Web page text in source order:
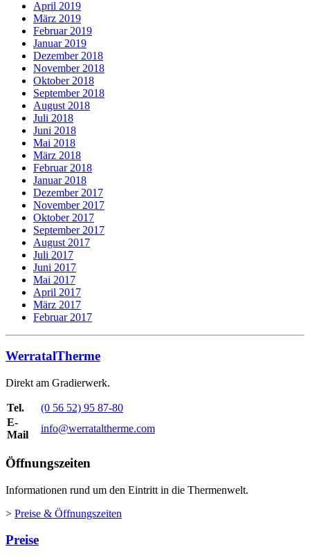
April 2019
März 2019
Februar 2019
Januar 2019
Dezember 2018
November 2018
Oktober 2018
September 2018
August 2018
Juli 2018
Juni 2018
Mai 2018
März 2018
Februar 2018
Januar 2018
Dezember 2017
November 2017
Oktober 2017
September 2017
August 2017
Juli 2017
Juni 2017
Mai 2017
April 2017
März 2017
Februar 2017
WerratalTherme
Direkt am Gradierwerk.
Tel.
(0 56 52) 95 87-80
E-
Mail
info@werrataltherme.com
Öffnungszeiten
Informationen rund um den Eintritt in die Thermenwelt.
> Preise & Öffnungszeiten
Preise